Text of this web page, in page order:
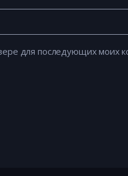
для последующих моих